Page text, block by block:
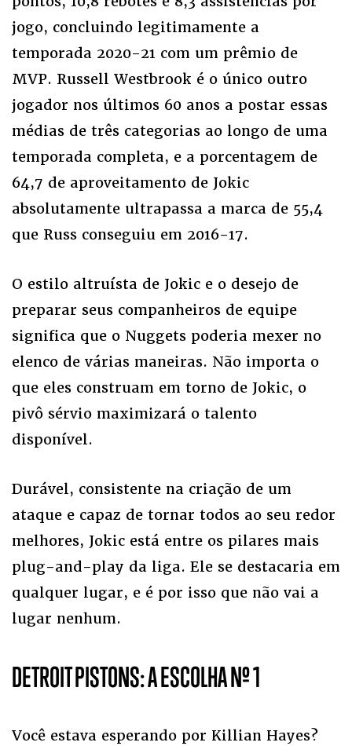
jogo, concluindo legitimamente a
temporada 2020-21 com um prêmio de
MVP. Russell Westbrook é o único outro
jogador nos últimos 60 anos a postar essas
médias de três categorias ao longo de uma
temporada completa, e a porcentagem de
64,7 de aproveitamento de Jokic
absolutamente ultrapassa a marca de 55,4
que Russ conseguiu em 2016-17.
O estilo altruísta de Jokic e o desejo de
preparar seus companheiros de equipe
significa que o Nuggets poderia mexer no
elenco de várias maneiras. Não importa o
que eles construam em torno de Jokic, o
pivô sérvio maximizará o talento
disponível.
Durável, consistente na criação de um
ataque e capaz de tornar todos ao seu redor
melhores, Jokic está entre os pilares mais
plug-and-play da liga. Ele se destacaria em
qualquer lugar, e é por isso que não vai a
lugar nenhum.
DETROIT PISTONS: A ESCOLHA Nº 1
Você estava esperando por Killian Hayes?